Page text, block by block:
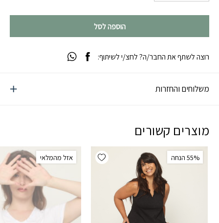
הוספה לסל
משלוחים והחזרות
רוצה לשתף את החבר/ה? לחצ/י לשיתוף:
מוצרים קשורים
Add wishlist ‫55% הנחה אזל מהמלאי